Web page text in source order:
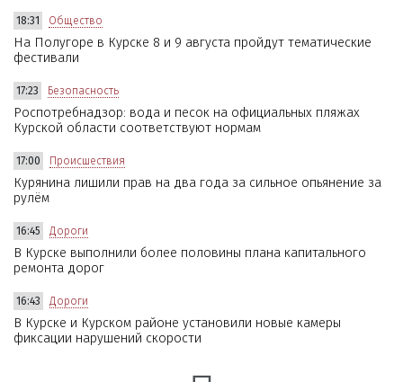
18:31 Общество
На Полугоре в Курске 8 и 9 августа пройдут тематические
фестивали
17:23 Безопасность
Роспотребнадзор: вода и песок на официальных пляжах
Курской области соответствуют нормам
17:00 Происшествия
Курянина лишили прав на два года за сильное опьянение за
рулём
16:45 Дороги
В Курске выполнили более половины плана капитального
ремонта дорог
16:43 Дороги
В Курске и Курском районе установили новые камеры
фиксации нарушений скорости